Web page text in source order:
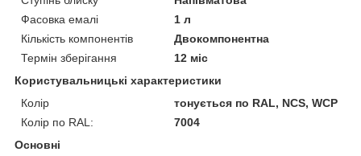
Фасовка емалі
1 л
Кількість компонентів
Двокомпонентна
Термін зберігання
12 міс
Користувальницькі характеристики
Колір
тонується по RAL, NCS, WCP
Колір по RAL:
7004
Основні